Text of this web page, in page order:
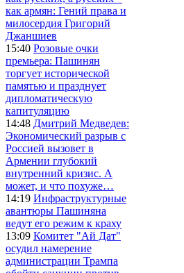
как армян: Гений права и
милосердия Григорий
Джаншиев
15:40 Розовые очки
премьера: Пашинян
торгует исторической
памятью и празднует
дипломатическую
капитуляцию
14:48 Дмитрий Медведев:
Экономический разрыв с
Россией вызовет в
Армении глубокий
внутренний кризис. А
может, и что похуже…
14:19 Инфраструктурные
авантюры Пашиняна
ведут его режим к краху
13:09 Комитет "Ай Дат"
осудил намерение
администрации Трампа